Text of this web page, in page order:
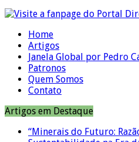
Home
Artigos
Janela Global por Pedro
Patronos
Quem Somos
Contato
Artigos em Destaque
“Minerais do Futuro: